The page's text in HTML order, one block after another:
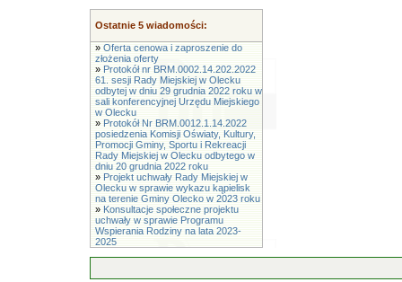
Ostatnie 5 wiadomości:
» Oferta cenowa i zaproszenie do
złożenia oferty
» Protokół nr BRM.0002.14.202.2022
61. sesji Rady Miejskiej w Olecku
odbytej w dniu 29 grudnia 2022 roku w
sali konferencyjnej Urzędu Miejskiego
w Olecku
» Protokół Nr BRM.0012.1.14.2022
posiedzenia Komisji Oświaty, Kultury,
Promocji Gminy, Sportu i Rekreacji
Rady Miejskiej w Olecku odbytego w
dniu 20 grudnia 2022 roku
» Projekt uchwały Rady Miejskiej w
Olecku w sprawie wykazu kąpielisk
na terenie Gminy Olecko w 2023 roku
» Konsultacje społeczne projektu
uchwały w sprawie Programu
Wspierania Rodziny na lata 2023-
2025